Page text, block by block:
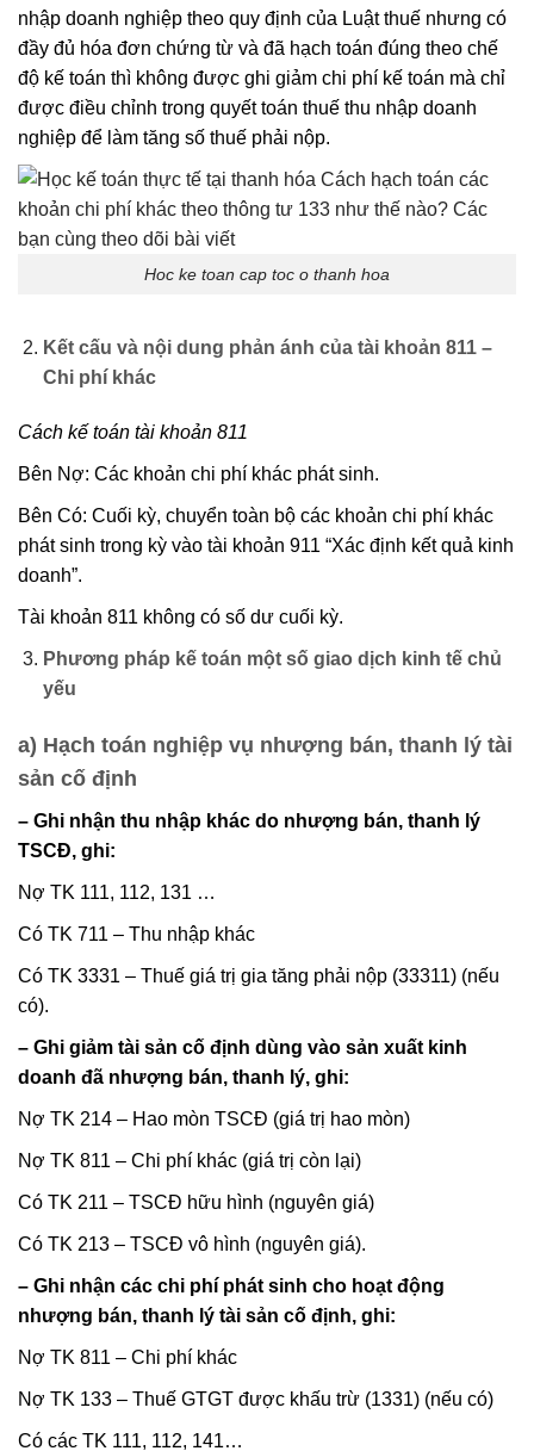
nhập doanh nghiệp theo quy định của Luật thuế nhưng có
đầy đủ hóa đơn chứng từ và đã hạch toán đúng theo chế
độ kế toán thì không được ghi giảm chi phí kế toán mà chỉ
được điều chỉnh trong quyết toán thuế thu nhập doanh
nghiệp để làm tăng số thuế phải nộp.
Hoc ke toan cap toc o thanh hoa
Kết cấu và nội dung phản ánh của tài khoản 811 –
Chi phí khác
Cách kế toán tài khoản 811
Bên Nợ: Các khoản chi phí khác phát sinh.
Bên Có: Cuối kỳ, chuyển toàn bộ các khoản chi phí khác
phát sinh trong kỳ vào tài khoản 911 “Xác định kết quả kinh
doanh”.
Tài khoản 811 không có số dư cuối kỳ.
Phương pháp kế toán một số giao dịch kinh tế chủ
yếu
a) Hạch toán nghiệp vụ nhượng bán, thanh lý tài
sản cố định
– Ghi nhận thu nhập khác do nhượng bán, thanh lý
TSCĐ, ghi:
Nợ TK 111, 112, 131 …
Có TK 711 – Thu nhập khác
Có TK 3331 – Thuế giá trị gia tăng phải nộp (33311) (nếu
có).
– Ghi giảm tài sản cố định dùng vào sản xuất kinh
doanh đã nhượng bán, thanh lý, ghi:
Nợ TK 214 – Hao mòn TSCĐ (giá trị hao mòn)
Nợ TK 811 – Chi phí khác (giá trị còn lại)
Có TK 211 – TSCĐ hữu hình (nguyên giá)
Có TK 213 – TSCĐ vô hình (nguyên giá).
– Ghi nhận các chi phí phát sinh cho hoạt động
nhượng bán, thanh lý tài sản cố định, ghi:
Nợ TK 811 – Chi phí khác
Nợ TK 133 – Thuế GTGT được khấu trừ (1331) (nếu có)
Có các TK 111, 112, 141…